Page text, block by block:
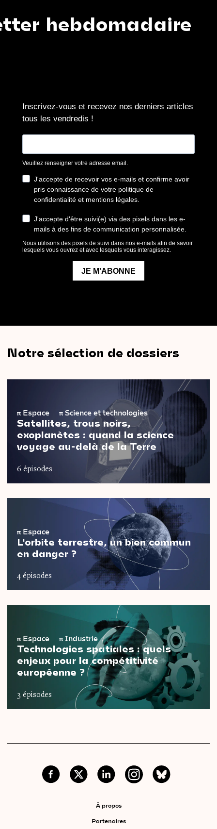
Notre sélection de dossiers
π Espace π Science et technologies
Satellites, trous noirs,
exoplanètes : quand la science
voyage au-delà de la Terre
6 épisodes
π Espace
L'orbite terrestre, un bien commun
en danger ?
4 épisodes
π Espace π Industrie
Technologies spatiales : quels
enjeux pour la compétitivité
européenne ?
3 épisodes
À propos
Partenaires